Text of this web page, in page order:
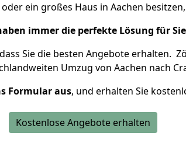
ein großes Haus in Aachen
immer die perfekte Lösung für
Sie die besten Angebote erhalten.
Umzug von Aachen nach
Formular aus, und erhalten Sie
Kostenlose Angebote erhalten